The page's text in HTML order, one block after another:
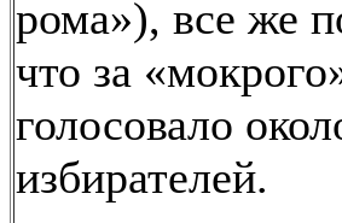
рома»), все же
что за
голосовало
избирателей.